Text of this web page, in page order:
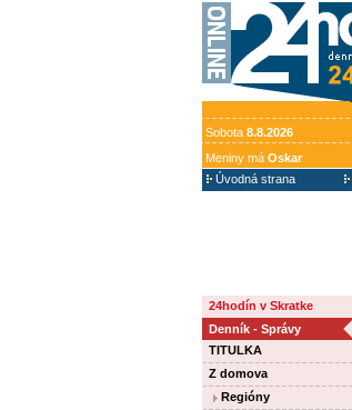
Sobota 8.8.2026
Meniny má Oskar
Úvodná strana
24hodín v Skratke
Denník - Správy
TITULKA
Z domova
Regióny